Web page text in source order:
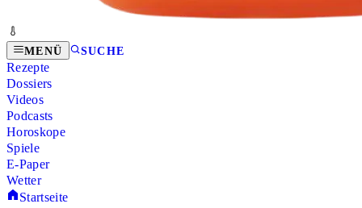
MENÜ SUCHE
Rezepte
Dossiers
Videos
Podcasts
Horoskope
Spiele
E-Paper
Wetter
Startseite